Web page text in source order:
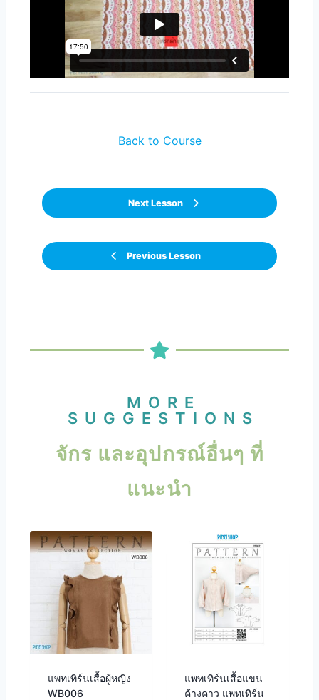
Previous Lesson
Back to Course
Next Lesson
MORE
SUGGESTIONS
จักร และอุปกรณ์อื่นๆ ที่
แนะนำ
แพทเทิร์นเสื้อผู้หญิง
WB006
แพทเทิร์นเสื้อแขน
ค้างคาว แพทเทิร์น